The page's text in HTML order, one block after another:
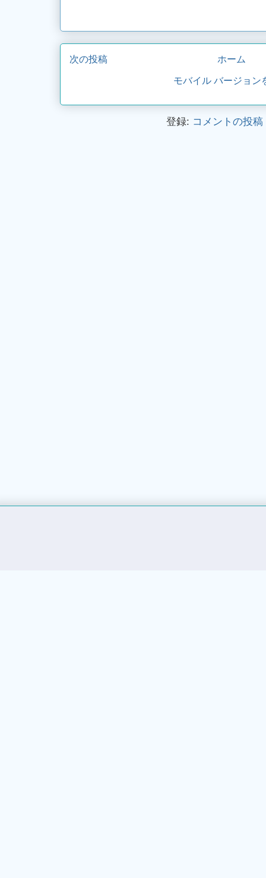
次の投稿 ホーム
モバイル バージョン
登録: コメントの投